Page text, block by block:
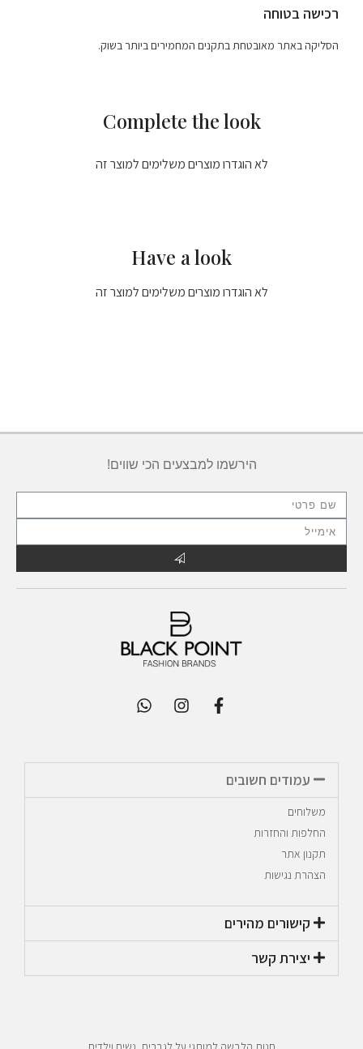
רכישה בטוחה
הסליקה באתר מאובטחת בתקנים המחמירים ביותר בשוק.
Complete the look
לא הוגדרו מוצרים משלימים למוצר זה
Have a look
לא הוגדרו מוצרים משלימים למוצר זה
הירשמו למבצעים הכי שווים!
עמודים חשובים
משלוחים
החלפות והחזרות
תקנון אתר
הצהרת נגישות
קישורים מהירים​
יצירת קשר​